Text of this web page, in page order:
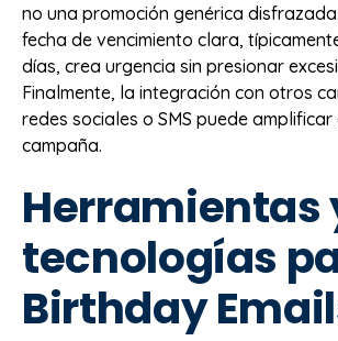
no una promoción genérica
fecha de vencimiento clara,
días, crea urgencia sin presionar
Finalmente, la integración con otros
redes sociales o SMS puede
campaña.
Herramientas
tecnologías
Birthday